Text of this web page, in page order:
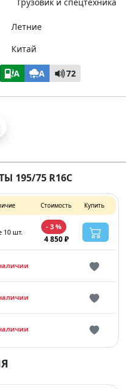
Летние
Китай
A A 72
195/75 R16C
Стоимость Купить
10 шт.
- 3 %
4 850 ₽